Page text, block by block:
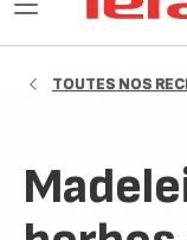
Ouvrir
TOUTES NOS